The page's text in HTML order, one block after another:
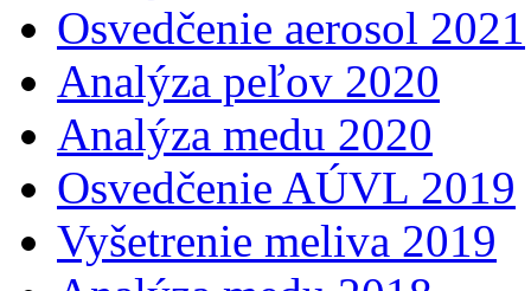
Osvedčenie aerosol 2021
Analýza peľov 2020
Analýza medu 2020
Osvedčenie AÚVL 2019
Vyšetrenie meliva 2019